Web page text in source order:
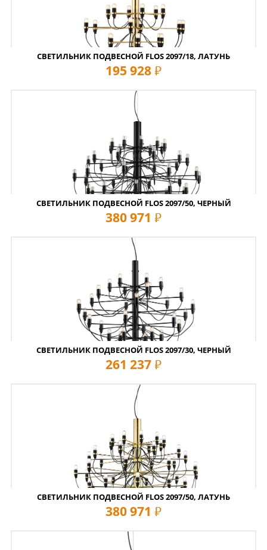
СВЕТИЛЬНИК ПОДВЕСНОЙ FLOS 2097/18, ЛАТУНЬ
195 928 руб
СВЕТИЛЬНИК ПОДВЕСНОЙ FLOS 2097/50, ЧЕРНЫЙ
380 971 руб
СВЕТИЛЬНИК ПОДВЕСНОЙ FLOS 2097/30, ЧЕРНЫЙ
261 237 руб
СВЕТИЛЬНИК ПОДВЕСНОЙ FLOS 2097/50, ЛАТУНЬ
380 971 руб